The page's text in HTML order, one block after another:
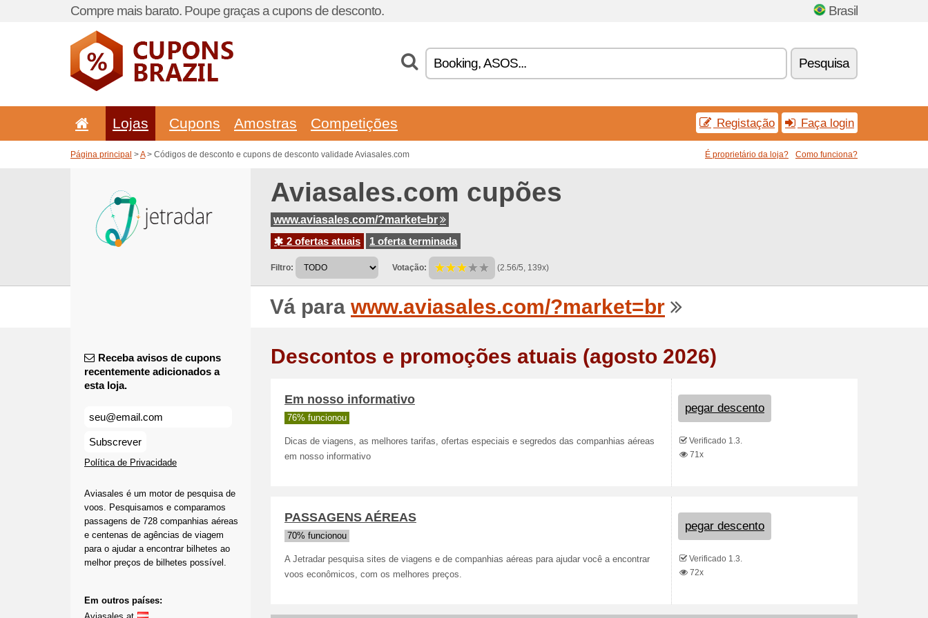
Compre mais barato. Poupe graças a cupons de desconto. Brasil
Pesquisa
Lojas Cupons Amostras Competições Registação Faça login
Página principal >A> Códigos de desconto e cupons de desconto validade Aviasales.com É proprietário da loja? Como funciona?
Aviasales.com cupões
www.aviasales.com/?market=br
2 ofertas atuais
1 oferta terminada
Filtro: Votação: (2.56/5, 139x)
Vá para www.aviasales.com/?market=br
Receba avisos de cupons
recentemente adicionados a
esta loja.
Subscrever
Política de Privacidade
Aviasales é um motor de pesquisa de
voos. Pesquisamos e comparamos
passagens de 728 companhias aéreas
e centenas de agências de viagem
para o ajudar a encontrar bilhetes ao
melhor preços de bilhetes possível.
Em outros países:
Descontos e promoções atuais (agosto 2026)
Em nosso informativo
76% funcionou
Dicas de viagens, as melhores tarifas, ofertas especiais e segredos das companhias aéreas
em nosso informativo
pegar descento
Verificado 1.3.
71x
PASSAGENS AÉREAS
70% funcionou
A Jetradar pesquisa sites de viagens e de companhias aéreas para ajudar você a encontrar
voos econômicos, com os melhores preços.
pegar descento
Verificado 1.3.
72x